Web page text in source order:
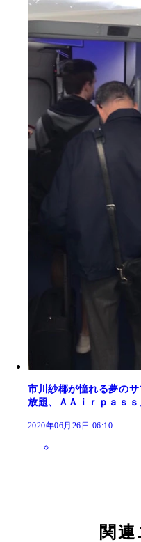
市川紗椰が憧れる夢の
放題、ＡＡｉｒｐａｓｓ
2020年06月26日 06:10
関連